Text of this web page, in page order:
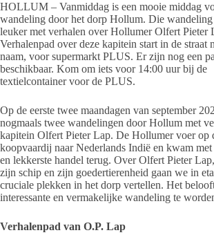
HOLLUM – Vanmiddag is een mooie middag
wandeling door het dorp Hollum. Die
leuker met verhalen over Hollumer Olfert Pieter
Verhalenpad over deze kapitein start in de straat
naam, voor supermarkt PLUS. Er zijn nog een
beschikbaar. Kom om iets voor 14:00 uur bij de
textielcontainer voor de PLUS.
Op de eerste twee maandagen van september
nogmaals twee wandelingen door Hollum met
kapitein Olfert Pieter Lap. De Hollumer voer op
koopvaardij naar Nederlands Indië en kwam met
en lekkerste handel terug. Over Olfert Pieter
zijn schip en zijn goedertierenheid gaan we in
cruciale plekken in het dorp vertellen. Het
interessante en vermakelijke wandeling te
Verhalenpad van O.P. Lap